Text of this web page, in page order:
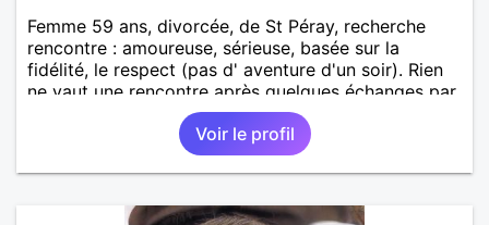
Femme 59 ans, divorcée, de St Péray, recherche
rencontre : amoureuse, sérieuse, basée sur la
fidélité, le respect (pas d' aventure d'un soir). Rien
ne vaut une rencontre après quelques échanges par
messages pour savoir si il y a un feeling entre les
deux et le désir de se revoir. Au plaisir de se
Voir le profil